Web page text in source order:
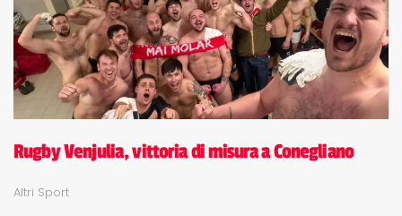
Rugby Venjulia, vittoria di misura a Conegliano
Altri Sport